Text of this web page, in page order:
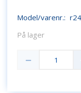
Model/varenr.:
På lager